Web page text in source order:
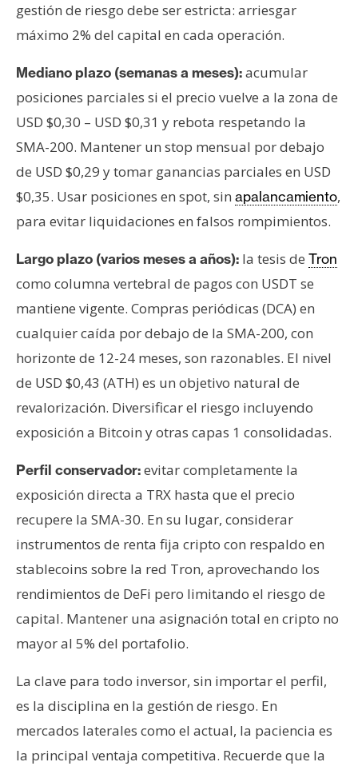
gestión de riesgo debe ser estricta: arriesgar
máximo 2% del capital en cada operación.
Mediano plazo (semanas a meses):acumular
posiciones parciales si el precio vuelve a la zona de
USD $0,30 – USD $0,31 y rebota respetando la
SMA-200. Mantener un stop mensual por debajo
de USD $0,29 y tomar ganancias parciales en USD
$0,35. Usar posiciones en spot, sin apalancamiento,
para evitar liquidaciones en falsos rompimientos.
Largo plazo (varios meses a años): la tesis de Tron
como columna vertebral de pagos con USDT se
mantiene vigente. Compras periódicas (DCA) en
cualquier caída por debajo de la SMA-200, con
horizonte de 12-24 meses, son razonables. El nivel
de USD $0,43 (ATH) es un objetivo natural de
revalorización. Diversificar el riesgo incluyendo
exposición a Bitcoin y otras capas 1 consolidadas.
Perfil conservador:evitar completamente la
exposición directa a TRX hasta que el precio
recupere la SMA-30. En su lugar, considerar
instrumentos de renta fija cripto con respaldo en
stablecoins sobre la red Tron, aprovechando los
rendimientos de DeFi pero limitando el riesgo de
capital. Mantener una asignación total en cripto no
mayor al 5% del portafolio.
La clave para todo inversor, sin importar el perfil,
es la disciplina en la gestión de riesgo. En
mercados laterales como el actual, la paciencia es
la principal ventaja competitiva. Recuerde que la